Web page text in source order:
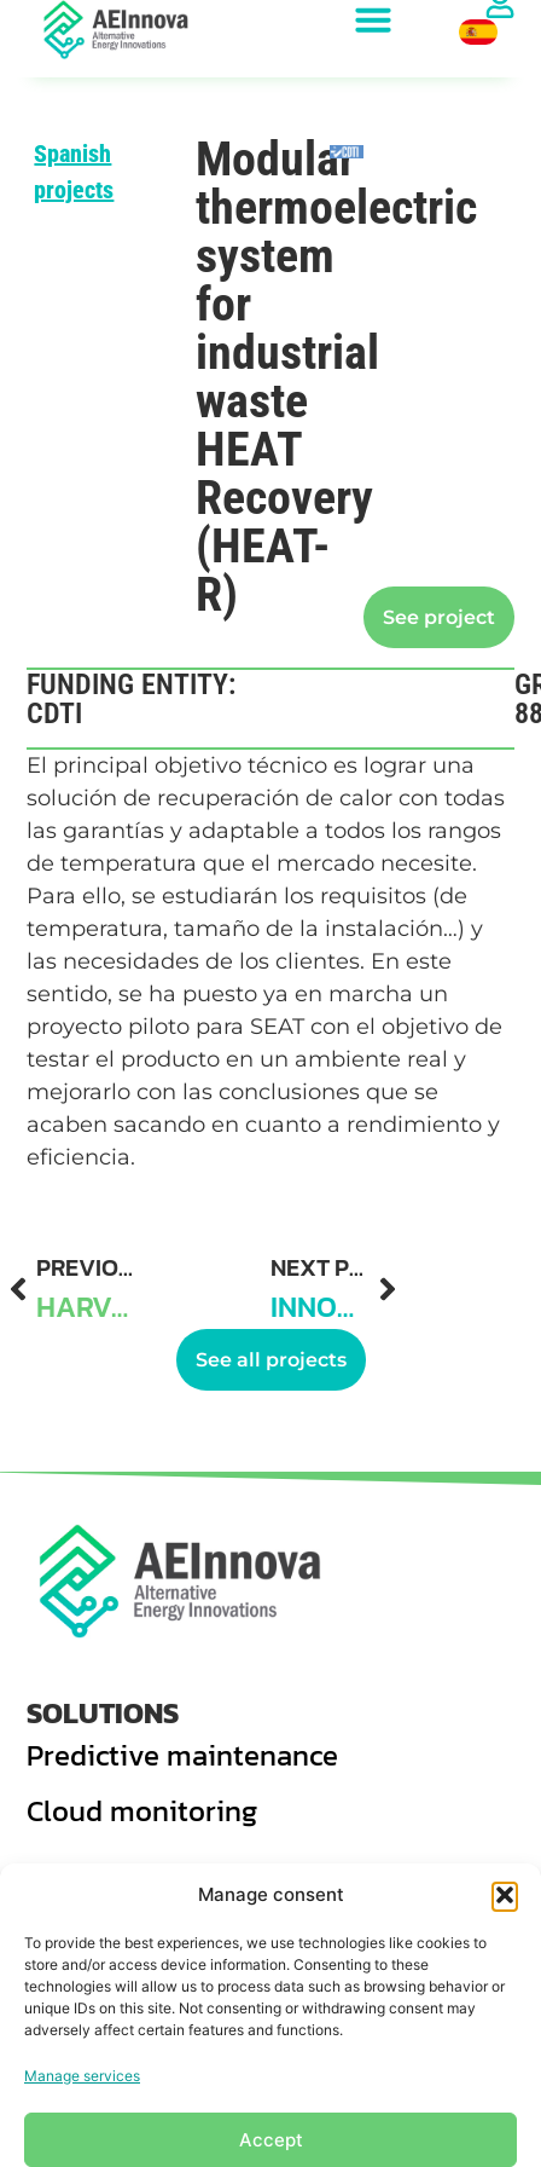
Manage consent
To provide the best experiences, we use technologies like cookies to
store and/or access device information. Consenting to these
technologies will allow us to process data such as browsing behavior or
unique IDs on this site. Not consenting or withdrawing consent may
adversely affect certain features and functions.
Manage services
Accept
Spanish
projects
Modular
thermoelectric
system
for
industrial
waste
HEAT
Recovery
(HEAT-
R)
See project
FUNDING ENTITY:
CDTI
El principal objetivo técnico es lograr una
solución de recuperación de calor con todas
las garantías y adaptable a todos los rangos
de temperatura que el mercado necesite.
Para ello, se estudiarán los requisitos (de
temperatura, tamaño de la instalación…) y
las necesidades de los clientes. En este
sentido, se ha puesto ya en marcha un
proyecto piloto para SEAT con el objetivo de
testar el producto en un ambiente real y
mejorarlo con las conclusiones que se
acaben sacando en cuanto a rendimiento y
eficiencia.
PREVIOUS PROJECT
HARVESTORE
NEXT PROJECT
INNOMATCH
See all projects
SOLUTIONS
Predictive maintenance
Cloud monitoring
FOLLOW US
Privacy policy